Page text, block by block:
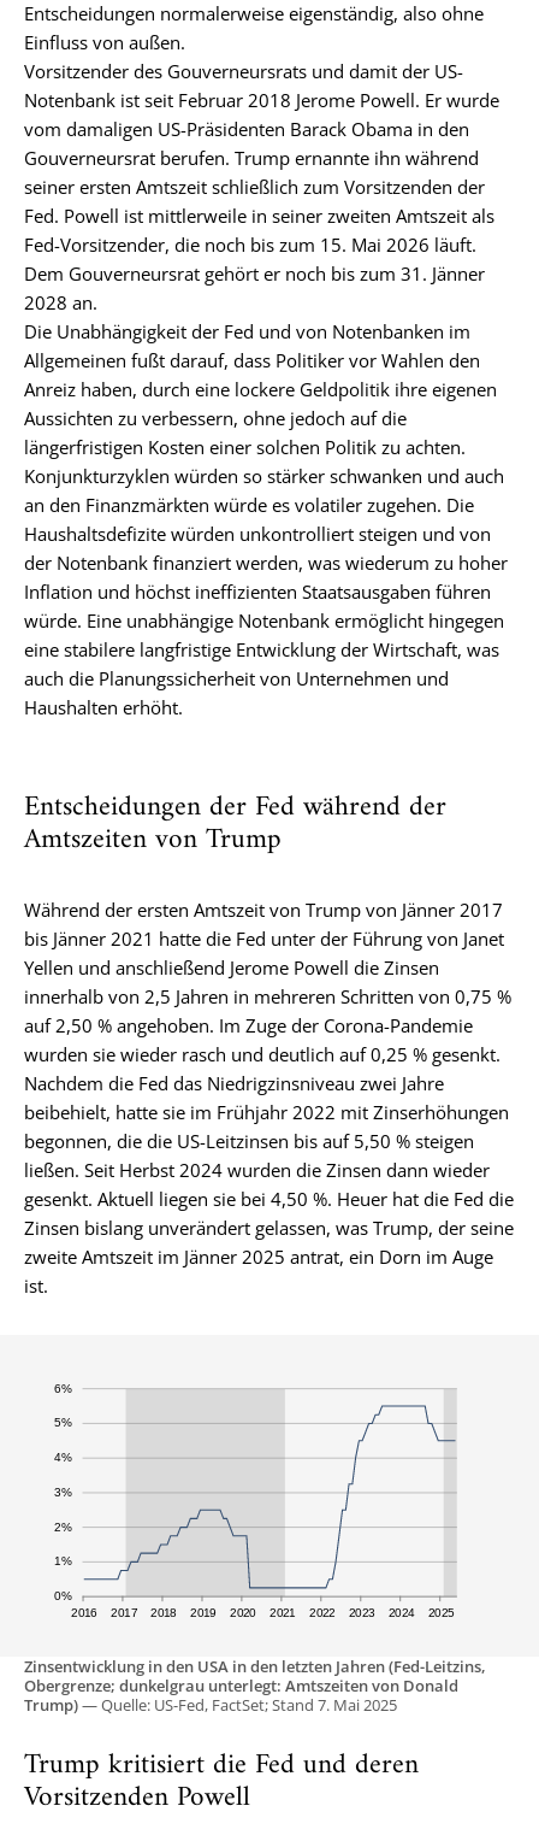
Entscheidungen normalerweise eigenständig, also ohne
Einfluss von außen.
Vorsitzender des Gouverneursrats und damit der US-
Notenbank ist seit Februar 2018 Jerome Powell. Er wurde
vom damaligen US-Präsidenten Barack Obama in den
Gouverneursrat berufen. Trump ernannte ihn während
seiner ersten Amtszeit schließlich zum Vorsitzenden der
Fed. Powell ist mittlerweile in seiner zweiten Amtszeit als
Fed-Vorsitzender, die noch bis zum 15. Mai 2026 läuft.
Dem Gouverneursrat gehört er noch bis zum 31. Jänner
2028 an.
Die Unabhängigkeit der Fed und von Notenbanken im
Allgemeinen fußt darauf, dass Politiker vor Wahlen den
Anreiz haben, durch eine lockere Geldpolitik ihre eigenen
Aussichten zu verbessern, ohne jedoch auf die
längerfristigen Kosten einer solchen Politik zu achten.
Konjunkturzyklen würden so stärker schwanken und auch
an den Finanzmärkten würde es volatiler zugehen. Die
Haushaltsdefizite würden unkontrolliert steigen und von
der Notenbank finanziert werden, was wiederum zu hoher
Inflation und höchst ineffizienten Staatsausgaben führen
würde. Eine unabhängige Notenbank ermöglicht hingegen
eine stabilere langfristige Entwicklung der Wirtschaft, was
auch die Planungssicherheit von Unternehmen und
Haushalten erhöht.
Entscheidungen der Fed während der
Amtszeiten von Trump
Während der ersten Amtszeit von Trump von Jänner 2017
bis Jänner 2021 hatte die Fed unter der Führung von Janet
Yellen und anschließend Jerome Powell die Zinsen
innerhalb von 2,5 Jahren in mehreren Schritten von 0,75 %
auf 2,50 % angehoben. Im Zuge der Corona-Pandemie
wurden sie wieder rasch und deutlich auf 0,25 % gesenkt.
Nachdem die Fed das Niedrigzinsniveau zwei Jahre
beibehielt, hatte sie im Frühjahr 2022 mit Zinserhöhungen
begonnen, die die US-Leitzinsen bis auf 5,50 % steigen
ließen. Seit Herbst 2024 wurden die Zinsen dann wieder
gesenkt. Aktuell liegen sie bei 4,50 %. Heuer hat die Fed die
Zinsen bislang unverändert gelassen, was Trump, der seine
zweite Amtszeit im Jänner 2025 antrat, ein Dorn im Auge
ist.
Zinsentwicklung in den USA in den letzten Jahren (Fed-Leitzins,
Obergrenze; dunkelgrau unterlegt: Amtszeiten von Donald
Trump)— Quelle: US-Fed, FactSet; Stand 7. Mai 2025
Trump kritisiert die Fed und deren
Vorsitzenden Powell